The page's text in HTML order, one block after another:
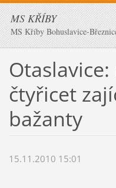
MS KŘÍBY
MS Kříby Bohuslavice-
čtyřicet
bažanty
15.11.2010 15:01